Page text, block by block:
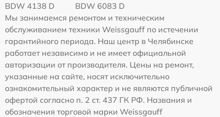
BDW 4138 D
BDW 6083 D
Мы занимаемся ремонтом и техническим
обслуживанием техники Weissgauff по истечении
гарантийного периода. Наш центр в Челябинске
работает независимо и не имеет официальной
авторизации от производителя. Цены на ремонт,
указанные на сайте, носят исключительно
ознакомительный характер и не являются публичной
офертой согласно п. 2 ст. 437 ГК РФ. Названия и
обозначения торговой марки Weissgauff